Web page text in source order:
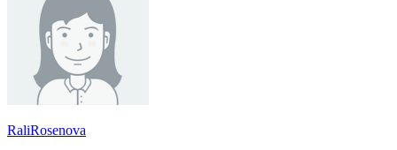
RaliRosenova